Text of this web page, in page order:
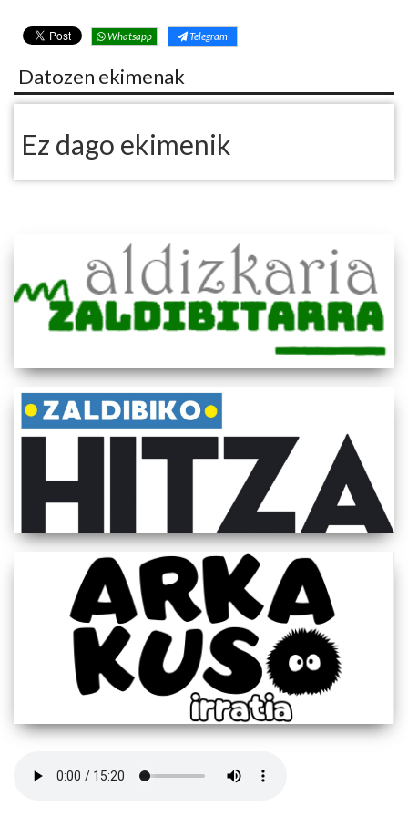
Whatsapp Telegram
Datozen ekimenak
Ez dago ekimenik